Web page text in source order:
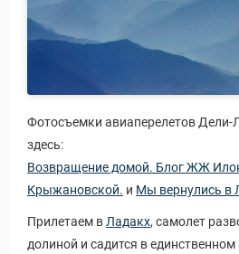
Фотосъемки авиаперелетов Дели-
здесь:
Возвращение домой. Блог ЖЖ
Крыжановской. и Мы вернулись в
Прилетаем в Ладакх, самолет
долиной и садится в